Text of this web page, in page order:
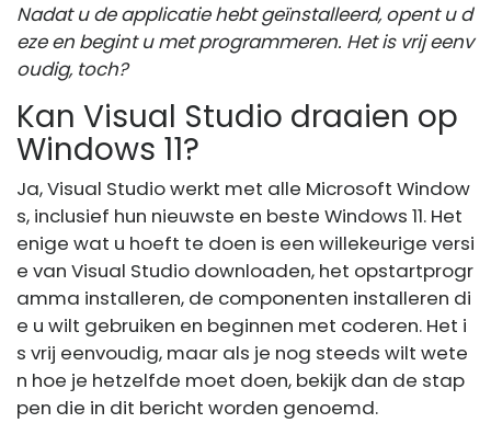
Nadat u de applicatie hebt geïnstalleerd, opent u d
eze en begint u met programmeren. Het is vrij eenv
oudig, toch?
Kan Visual Studio draaien op
Windows 11?
Ja, Visual Studio werkt met alle Microsoft Window
s, inclusief hun nieuwste en beste Windows 11. Het
enige wat u hoeft te doen is een willekeurige versi
e van Visual Studio downloaden, het opstartprogr
amma installeren, de componenten installeren di
e u wilt gebruiken en beginnen met coderen. Het i
s vrij eenvoudig, maar als je nog steeds wilt wete
n hoe je hetzelfde moet doen, bekijk dan de stap
pen die in dit bericht worden genoemd.